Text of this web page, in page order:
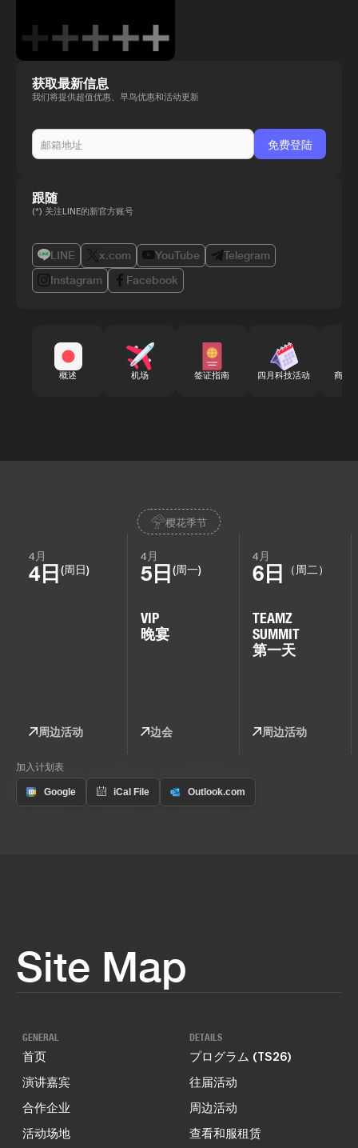
获取最新信息
我们将提供超值优惠、早鸟优惠和活动更新
跟随
(*) 关注LINE的新官方账号
LINE x.com YouTube
Telegram
Instagram
Facebook
概述 机场 签证指南 四月科技活动 商务
樱花季节
4月
4日 (周日)
周边活动
4月
5日 (周一)
VIP
晚宴
边会
4月
6日 （周二）
TEAMZ
SUMMIT
第一天
周边活动
加入计划表
Site Map
GENERAL
首页
演讲嘉宾
合作企业
活动场地
DETAILS
プログラム (TS26)
往届活动
周边活动
查看和服租赁